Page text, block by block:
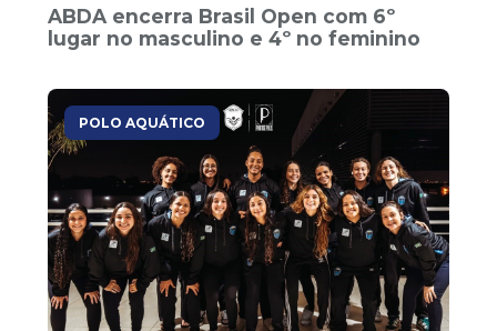
ABDA encerra Brasil Open com 6º
lugar no masculino e 4º no feminino
POLO AQUÁTICO